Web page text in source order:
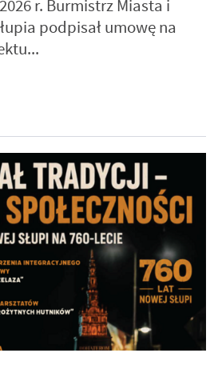
r. Burmistrz Miasta i
podpisał umowę na